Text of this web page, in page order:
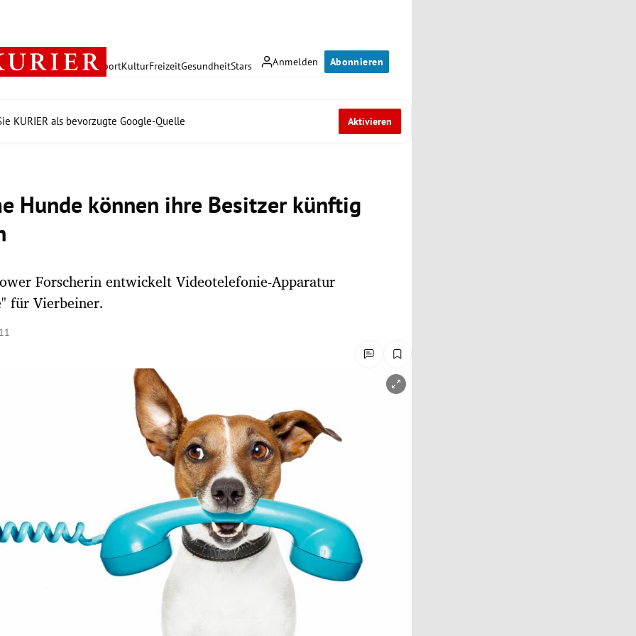
Anmelden Abonnieren
PolitikWirtschaft SportKulturFreizeitGesundheitStars
KURIER als bevorzugte Google-Quelle Aktivieren
Hunde können ihre Besitzer künftig
Forscherin entwickelt Videotelefonie-Apparatur
für Vierbeiner.
öffnen/schließen